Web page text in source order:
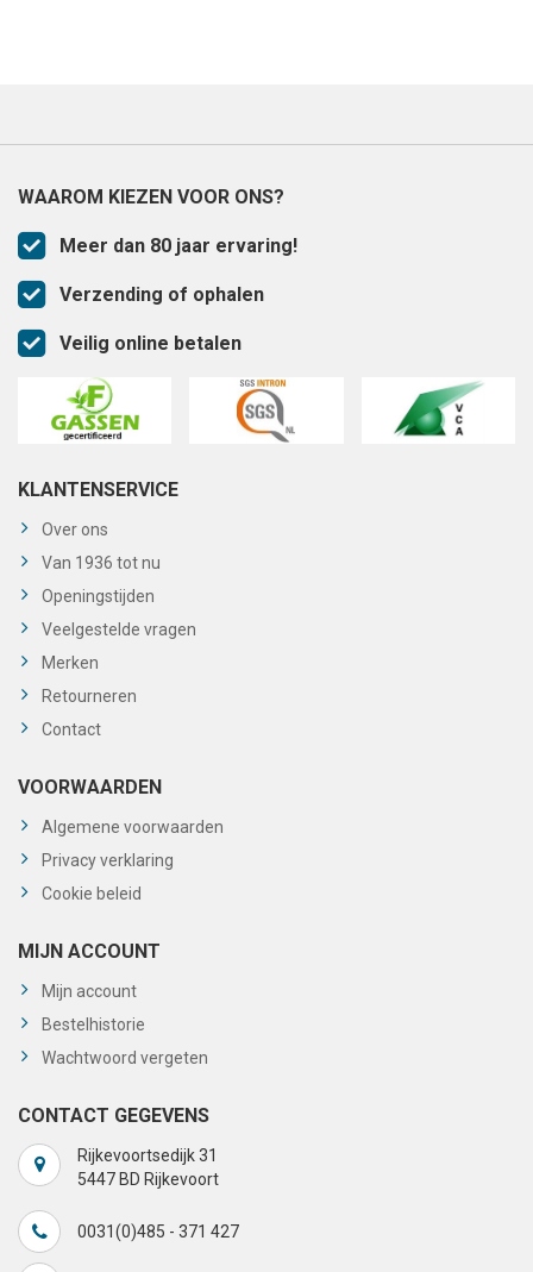
WAAROM KIEZEN VOOR ONS?
Meer dan 80 jaar ervaring!
Verzending of ophalen
Veilig online betalen
KLANTENSERVICE
Over ons
Van 1936 tot nu
Openingstijden
Veelgestelde vragen
Merken
Retourneren
Contact
VOORWAARDEN
Algemene voorwaarden
Privacy verklaring
Cookie beleid
MIJN ACCOUNT
Mijn account
Bestelhistorie
Wachtwoord vergeten
CONTACT GEGEVENS
Rijkevoortsedijk 31
5447 BD Rijkevoort
0031(0)485 - 371 427